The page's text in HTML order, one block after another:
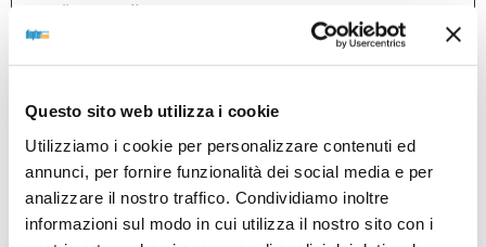
Questo sito web utilizza i cookie
Utilizziamo i cookie per personalizzare contenuti ed
annunci, per fornire funzionalità dei social media e per
analizzare il nostro traffico. Condividiamo inoltre
informazioni sul modo in cui utilizza il nostro sito con i
nts_#
diopter.com
wpEmojiSet
rts
Questo cookie fa
cookie finalizzati a
contenuti. I cookie
mantengono il
corretto stato dei
font, dei cursori per
Session